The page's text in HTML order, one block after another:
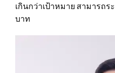
เกินกว่าเป้าหมาย สามารถ
บาท